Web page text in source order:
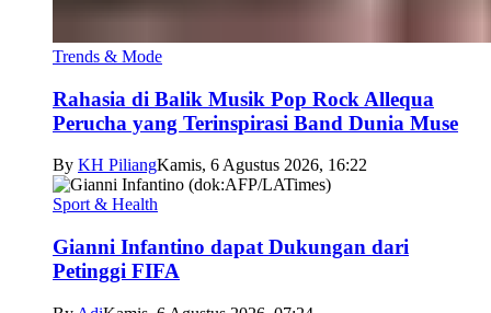
Trends & Mode
Rahasia di Balik Musik Pop Rock Allequa
Perucha yang Terinspirasi Band Dunia Muse
By KH PiliangKamis, 6 Agustus 2026, 16:22
Sport & Health
Gianni Infantino dapat Dukungan dari
Petinggi FIFA